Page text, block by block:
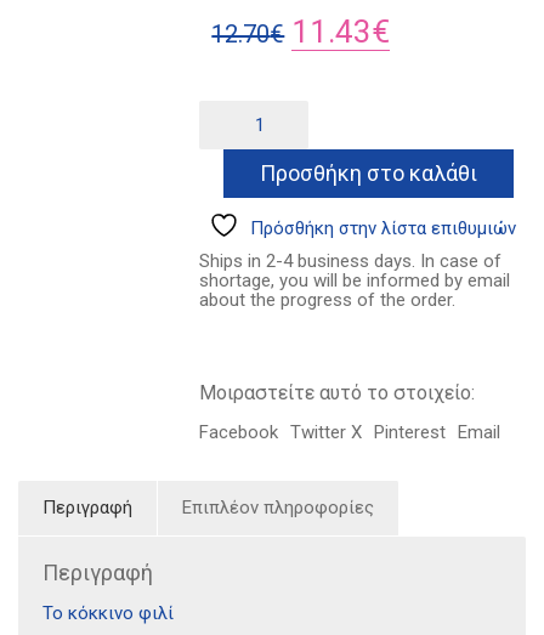
12.70€ Original
12.70€.
11.43€
είναι:
11.43€.
αλγοϊστορίες
ποσότητα
Προσθήκη στο καλάθι
Πρόσθήκη στην λίστα επιθυμιών
Ships in 2-4 business days. In case of
shortage, you will be informed by email
about the progress of the order.
Μοιραστείτε αυτό το στοιχείο:
Facebook Twitter X Pinterest Email
Περιγραφή Επιπλέον πληροφορίες
Περιγραφή
Το κόκκινο φιλί